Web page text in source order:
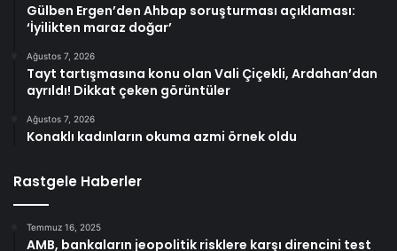
Gülben Ergen’den Ahbap soruşturması açıklaması:
‘İyilikten maraz doğar’
Ağustos 7, 2026
Tayt tartışmasına konu olan Vali Çiçekli, Ardahan’dan
ayrıldı! Dikkat çeken görüntüler
Ağustos 7, 2026
Konaklı kadınların okuma azmi örnek oldu
Rastgele Haberler
Temmuz 16, 2025
AMB, bankaların jeopolitik risklere karşı direncini test